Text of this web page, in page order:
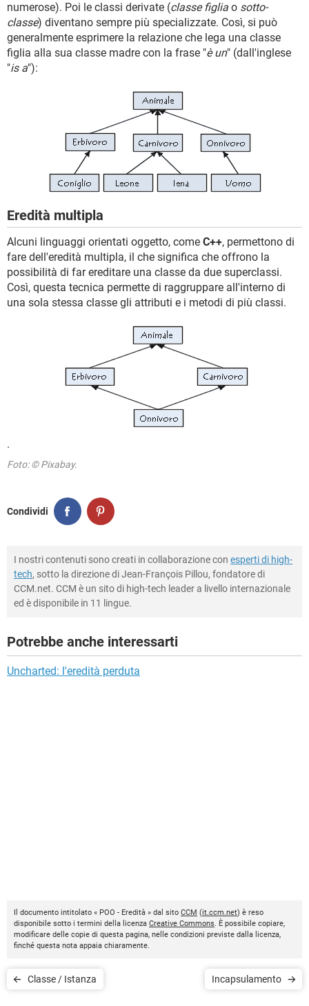
numerose). Poi le classi derivate (classe figlia o sotto-
classe) diventano sempre più specializzate. Così, si può
generalmente esprimere la relazione che lega una classe
figlia alla sua classe madre con la frase "è un" (dall'inglese
"is a"):
Eredità multipla
Alcuni linguaggi orientati oggetto, come C++, permettono di
fare dell'eredità multipla, il che significa che offrono la
possibilità di far ereditare una classe da due superclassi.
Così, questa tecnica permette di raggruppare all'interno di
una sola stessa classe gli attributi e i metodi di più classi.
.
Foto: © Pixabay.
Condividi
I nostri contenuti sono creati in collaborazione con esperti di high-
tech, sotto la direzione di Jean-François Pillou, fondatore di
CCM.net. CCM è un sito di high-tech leader a livello internazionale
ed è disponibile in 11 lingue.
Potrebbe anche interessarti
Uncharted: l'eredità perduta
Il documento intitolato « POO - Eredità » dal sito CCM (it.ccm.net) è reso
disponibile sotto i termini della licenza Creative Commons. È possibile copiare,
modificare delle copie di questa pagina, nelle condizioni previste dalla licenza,
finché questa nota appaia chiaramente.
Classe / Istanza Incapsulamento